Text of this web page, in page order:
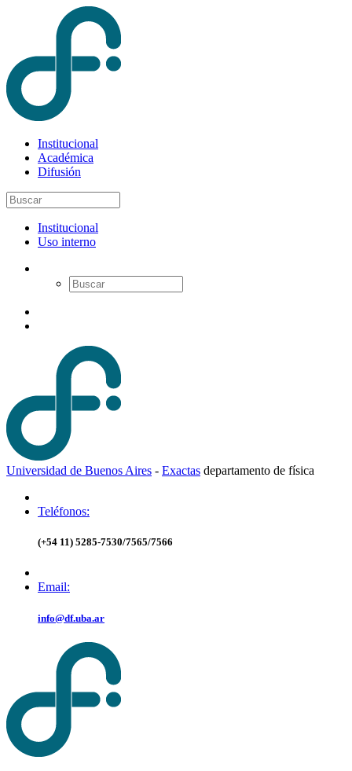
Institucional
Académica
Difusión
Institucional
Uso interno
Universidad de Buenos Aires - Exactas departamento de física
Teléfonos:
(+54 11) 5285-7530/7565/7566
Email:
info@df.uba.ar